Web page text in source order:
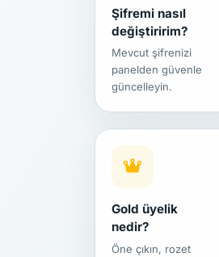
seçin
3
(İlanlar /
Ürünler) tıklayın
4
5
Şifremi nasıl
değiştiririm?
Mevcut şifrenizi
panelden güvenle
güncelleyin.
Kaydet
Gold üyelik
nedir?
Öne çıkın, rozet